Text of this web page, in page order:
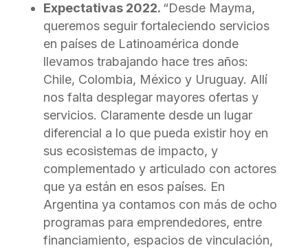
Expectativas 2022. “Desde Mayma,
queremos seguir fortaleciendo servicios
en países de Latinoamérica donde
llevamos trabajando hace tres años:
Chile, Colombia, México y Uruguay. Allí
nos falta desplegar mayores ofertas y
servicios. Claramente desde un lugar
diferencial a lo que pueda existir hoy en
sus ecosistemas de impacto, y
complementado y articulado con actores
que ya están en esos países. En
Argentina ya contamos con más de ocho
programas para emprendedores, entre
financiamiento, espacios de vinculación,